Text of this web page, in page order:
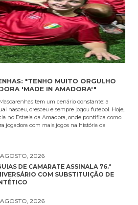
"TENHO MUITO ORGULHO
'MADE IN AMADORA'"
tem um cenário constante: a
nasceu, cresceu e sempre jogou futebol. Hoje,
no Estrela da Amadora, onde pontifica como
jogadora com mais jogos na história da
2026
DE CAMARATE ASSINALA 76.ª
COM SUBSTITUIÇÃO DE
2026